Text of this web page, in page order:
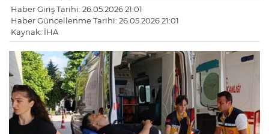
Haber Giriş Tarihi: 26.05.2026 21:01
Haber Güncellenme Tarihi: 26.05.2026 21:01
Kaynak: İHA